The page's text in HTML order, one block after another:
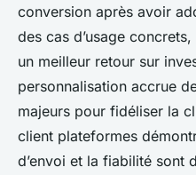
conversion après avoir
des cas d’usage
un meilleur retour sur
personnalisation accrue
majeurs pour fidéliser la
client plateformes
d’envoi et la fiabilité sont